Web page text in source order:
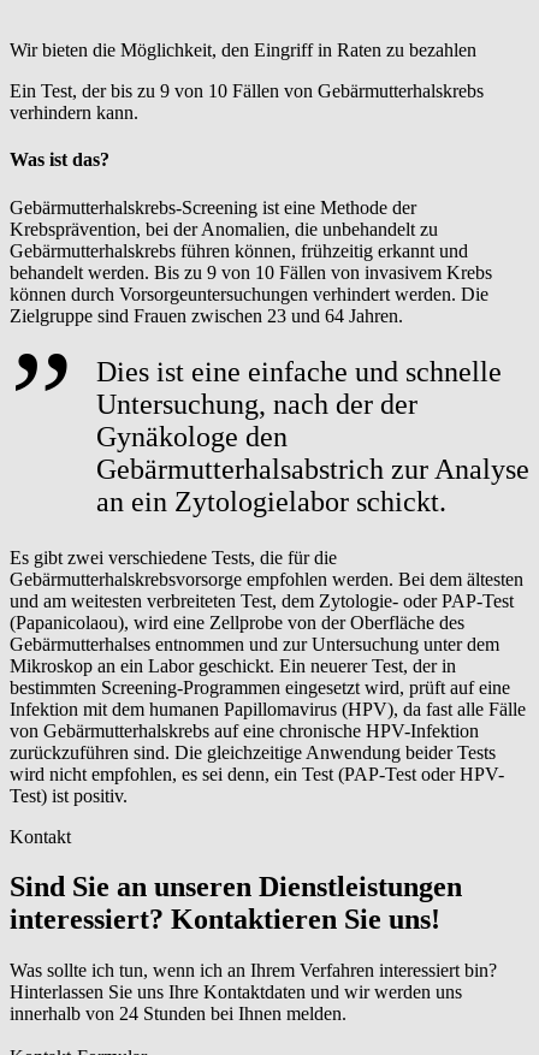
Wir bieten die Möglichkeit, den Eingriff in Raten zu bezahlen
Ein Test, der bis zu 9 von 10 Fällen von Gebärmutterhalskrebs
verhindern kann.
Was ist das?
Gebärmutterhalskrebs-Screening ist eine Methode der
Krebsprävention, bei der Anomalien, die unbehandelt zu
Gebärmutterhalskrebs führen können, frühzeitig erkannt und
behandelt werden. Bis zu 9 von 10 Fällen von invasivem Krebs
können durch Vorsorgeuntersuchungen verhindert werden. Die
Zielgruppe sind Frauen zwischen 23 und 64 Jahren.
Dies ist eine einfache und schnelle
Untersuchung, nach der der
Gynäkologe den
Gebärmutterhalsabstrich zur Analyse
an ein Zytologielabor schickt.
Es gibt zwei verschiedene Tests, die für die
Gebärmutterhalskrebsvorsorge empfohlen werden. Bei dem ältesten
und am weitesten verbreiteten Test, dem Zytologie- oder PAP-Test
(Papanicolaou), wird eine Zellprobe von der Oberfläche des
Gebärmutterhalses entnommen und zur Untersuchung unter dem
Mikroskop an ein Labor geschickt. Ein neuerer Test, der in
bestimmten Screening-Programmen eingesetzt wird, prüft auf eine
Infektion mit dem humanen Papillomavirus (HPV), da fast alle Fälle
von Gebärmutterhalskrebs auf eine chronische HPV-Infektion
zurückzuführen sind. Die gleichzeitige Anwendung beider Tests
wird nicht empfohlen, es sei denn, ein Test (PAP-Test oder HPV-
Test) ist positiv.
Kontakt
Sind Sie an unseren Dienstleistungen
interessiert? Kontaktieren Sie uns!
Was sollte ich tun, wenn ich an Ihrem Verfahren interessiert bin?
Hinterlassen Sie uns Ihre Kontaktdaten und wir werden uns
innerhalb von 24 Stunden bei Ihnen melden.